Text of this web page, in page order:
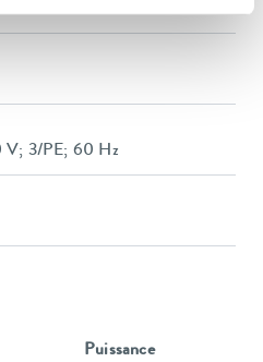
3/PE; 60 Hz
Puissance